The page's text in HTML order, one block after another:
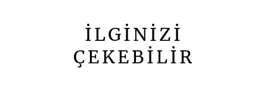
İLGİNİZİ
ÇEKEBİLİR